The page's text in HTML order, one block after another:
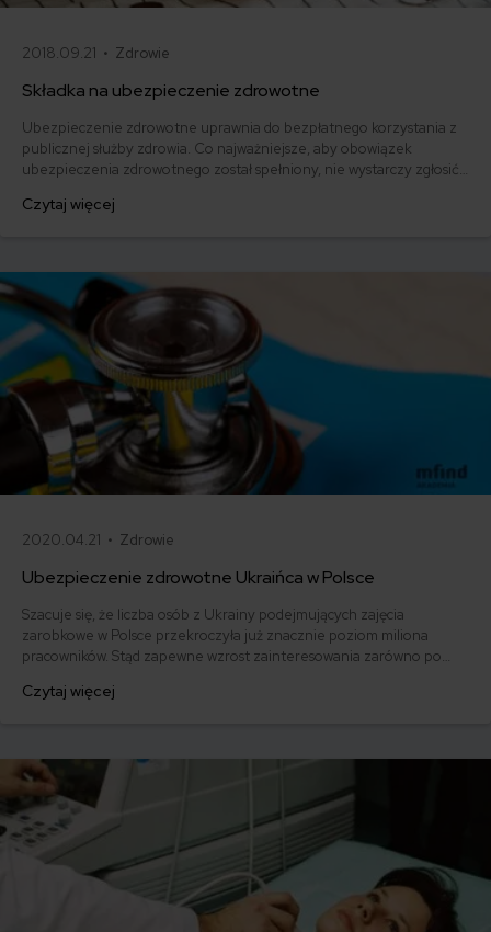
2018.09.21 • Zdrowie
Składka na ubezpieczenie zdrowotne
Ubezpieczenie zdrowotne uprawnia do bezpłatnego korzystania z
publicznej służby zdrowia. Co najważniejsze, aby obowiązek
ubezpieczenia zdrowotnego został spełniony, nie wystarczy zgłosić
zdrowotne w terminie. Ile wynosi składka zdrowotna? Jaka jest
Czytaj więcej
2020.04.21 • Zdrowie
Ubezpieczenie zdrowotne Ukraińca w Polsce
Szacuje się, że liczba osób z Ukrainy podejmujących zajęcia
zarobkowe w Polsce przekroczyła już znacznie poziom miliona
pracowników. Stąd zapewne wzrost zainteresowania zarówno po
pracodawców, zasadami dotyczącymi zatrudnienia i ubezpieczenia, w
Czytaj więcej